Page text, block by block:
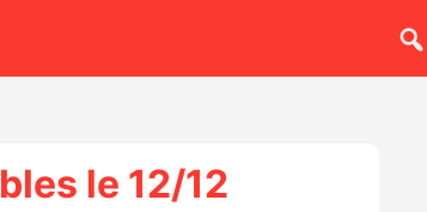
le 12/12